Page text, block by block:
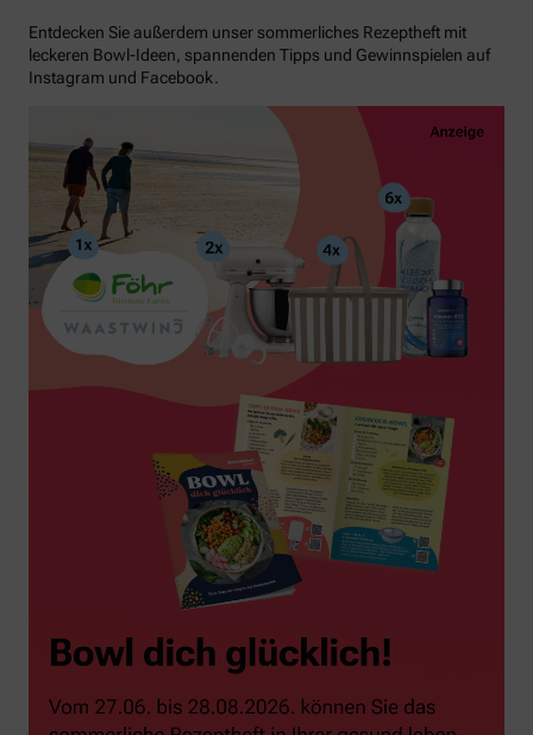
Entdecken Sie außerdem unser sommerliches Rezeptheft mit
leckeren Bowl-Ideen, spannenden Tipps und Gewinnspielen auf
Instagram und Facebook.